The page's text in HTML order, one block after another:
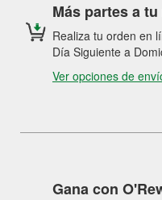
Más partes a
Realiza tu orden en
Día Siguiente a
Ver opciones de
Gana con